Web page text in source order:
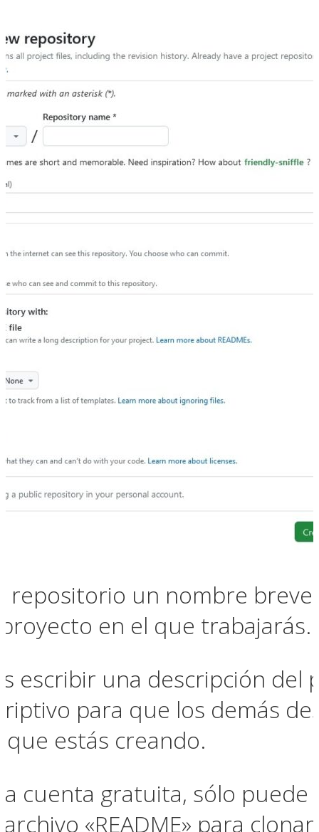
repositorio un nombre
en el que trabajarás.
escribir una descripción del
para que los demás
estás creando.
cuenta gratuita, sólo
«README» para